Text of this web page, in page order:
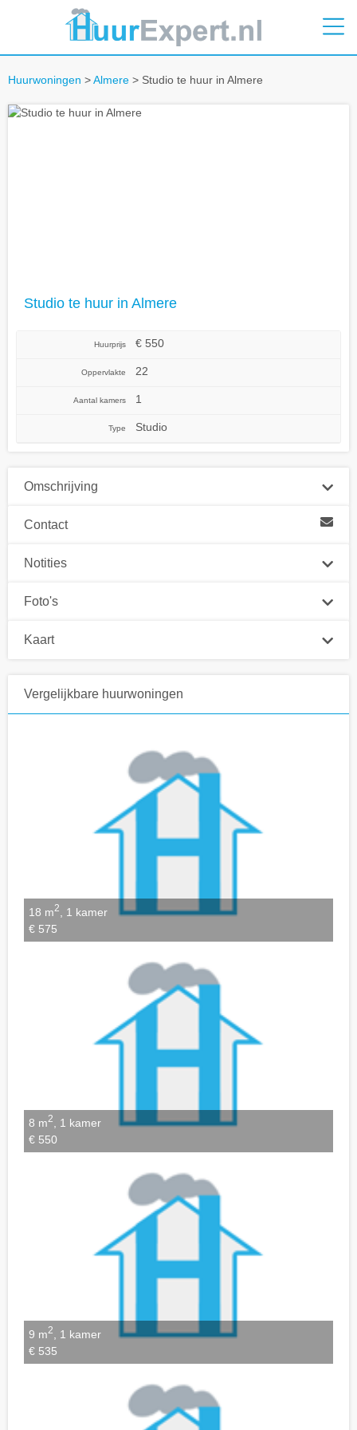
Huurwoningen >Almere > Studio te huur in Almere
Studio te huur in Almere
Huurprijs € 550
Oppervlakte 22
Aantal kamers 1
Type Studio
Omschrijving
Contact
Notities
Notities bewaren
Foto's
Kaart
Vergelijkbare huurwoningen
18 m2
, 1 kamer
€ 575
8 m2, 1 kamer
€ 550
9 m2
, 1 kamer
€ 535